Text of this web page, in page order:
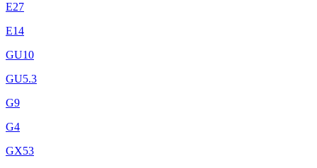
E27
E14
GU10
GU5.3
G9
G4
GX53